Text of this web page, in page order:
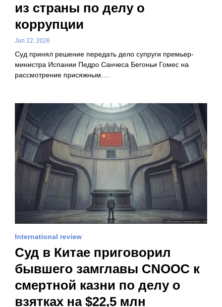
из страны по делу о
коррупции
Jun 22, 2026
Суд принял решение передать дело супруги премьер-
министра Испании Педро Санчеса Бегоньи Гомес на
рассмотрение присяжным.…
International review
Суд в Китае приговорил
бывшего замглавы CNOOC к
смертной казни по делу о
взятках на $22,5 млн